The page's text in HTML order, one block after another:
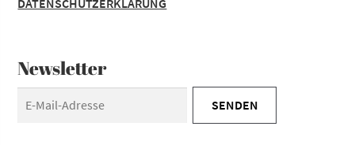
Newsletter